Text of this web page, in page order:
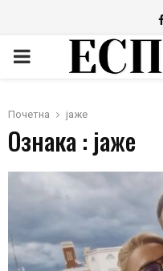
PRIMARY
Почетна јаже
Ознака : јаже